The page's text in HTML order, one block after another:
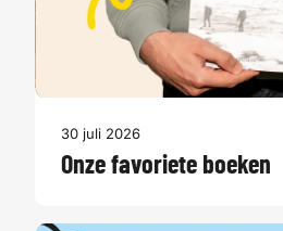
30 juli 2026
Onze favoriete boeken